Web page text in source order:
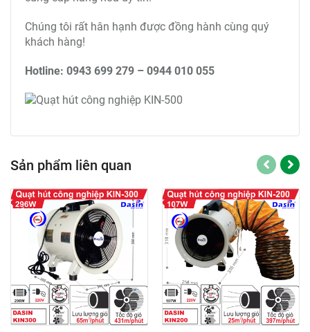
Chúng tôi rất hân hạnh được đồng hành cùng quý
khách hàng!
Hotline: 0943 699 279 – 0944 010 055
Sản phẩm liên quan